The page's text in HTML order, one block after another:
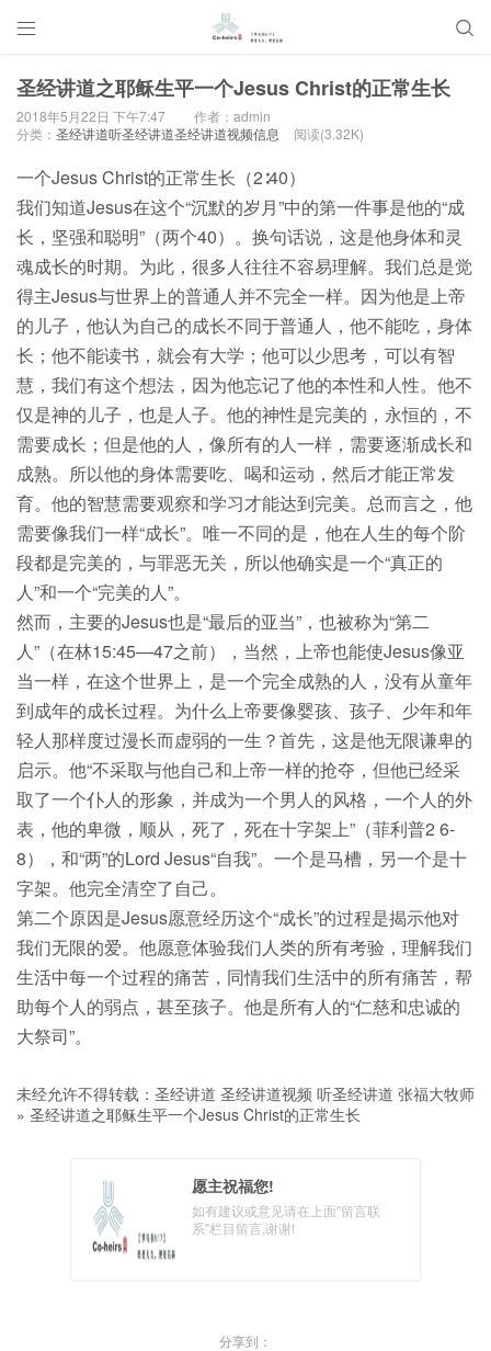
 
圣经讲道之耶稣生平一个Jesus Christ的正常生长
2018年5月22日 下午7:47
作者：admin
分类： 圣经讲道听圣经讲道圣经讲道视频信息 阅读(3.32K)
一个Jesus Christ的正常生长（2∶40）
我们知道Jesus在这个“沉默的岁月”中的第一件事是他的“成
长，坚强和聪明”（两个40）。换句话说，这是他身体和灵
魂成长的时期。为此，很多人往往不容易理解。我们总是觉
得主Jesus与世界上的普通人并不完全一样。因为他是上帝
的儿子，他认为自己的成长不同于普通人，他不能吃，身体
长；他不能读书，就会有大学；他可以少思考，可以有智
慧，我们有这个想法，因为他忘记了他的本性和人性。他不
仅是神的儿子，也是人子。他的神性是完美的，永恒的，不
需要成长；但是他的人，像所有的人一样，需要逐渐成长和
成熟。所以他的身体需要吃、喝和运动，然后才能正常发
育。他的智慧需要观察和学习才能达到完美。总而言之，他
需要像我们一样“成长”。唯一不同的是，他在人生的每个阶
段都是完美的，与罪恶无关，所以他确实是一个“真正的
人”和一个“完美的人”。
然而，主要的Jesus也是“最后的亚当”，也被称为“第二
人”（在林15:45—47之前），当然，上帝也能使Jesus像亚
当一样，在这个世界上，是一个完全成熟的人，没有从童年
到成年的成长过程。为什么上帝要像婴孩、孩子、少年和年
轻人那样度过漫长而虚弱的一生？首先，这是他无限谦卑的
启示。他“不采取与他自己和上帝一样的抢夺，但他已经采
取了一个仆人的形象，并成为一个男人的风格，一个人的外
表，他的卑微，顺从，死了，死在十字架上”（菲利普2 6-
8），和“两”的Lord Jesus“自我”。一个是马槽，另一个是十
字架。他完全清空了自己。
第二个原因是Jesus愿意经历这个“成长”的过程是揭示他对
我们无限的爱。他愿意体验我们人类的所有考验，理解我们
生活中每一个过程的痛苦，同情我们生活中的所有痛苦，帮
助每个人的弱点，甚至孩子。他是所有人的“仁慈和忠诚的
大祭司”。
未经允许不得转载： 圣经讲道 圣经讲道视频 听圣经讲道 张福大牧师
» 圣经讲道之耶稣生平一个Jesus Christ的正常生长
愿主祝福您!
如有建议或意见请在上面"留言联
系"栏目留言,谢谢!
分享到：